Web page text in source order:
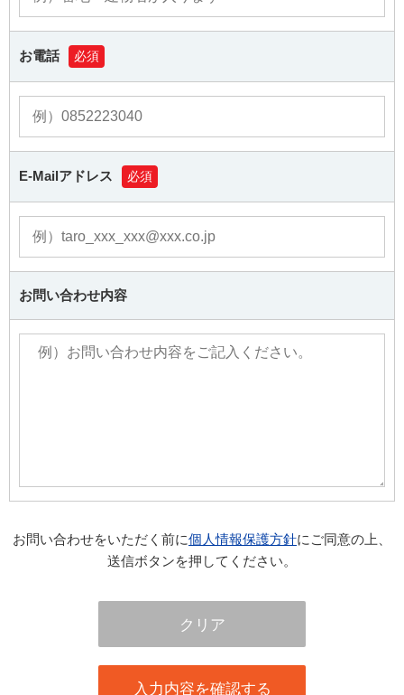
お電話 必須
E-Mailアドレス 必須
お問い合わせ内容
お問い合わせをいただく前に個人情報保護方針にご同意の上、
送信ボタンを押してください。